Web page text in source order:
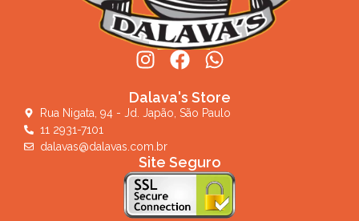
Dalava's Store
Rua Nigata, 94 - Jd. Japão, São Paulo
11 2931-7101
dalavas@dalavas.com.br
Site Seguro